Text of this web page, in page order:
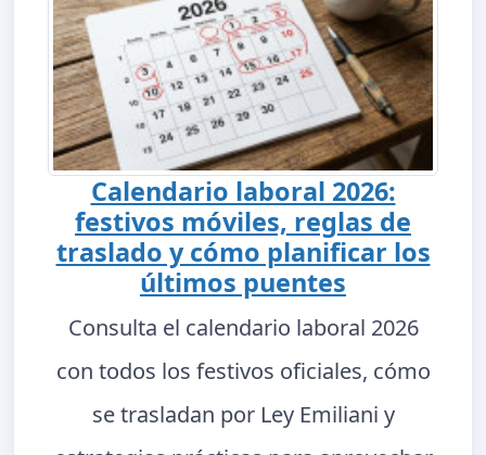
Calendario laboral 2026:
festivos móviles, reglas de
traslado y cómo planificar los
últimos puentes
Consulta el calendario laboral 2026
con todos los festivos oficiales, cómo
se trasladan por Ley Emiliani y